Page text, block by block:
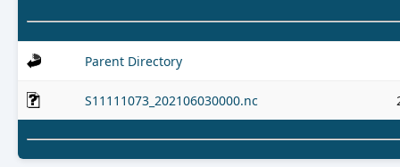
Parent Directory
S11111073_202106030000.nc